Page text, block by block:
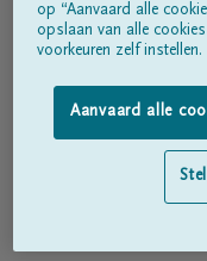
op “Aanvaard alle
opslaan van alle
voorkeuren zelf instellen.
Aanvaard alle